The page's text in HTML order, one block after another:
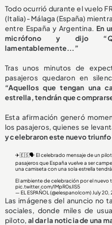
Todo ocurrió durante el vuelo
(Italia)- Málaga (España)
entre España y Argentina. En
micrófono y dijo
lamentablemente...”
Tras unos minutos de
pasajeros quedaron en
“Aquellos que tengan una
estrella, tendrán que
Esta afirmación generó
los pasajeros, quienes se
y celebraron este nuevo
✈️🇪🇸🗣️ El celebrado mensaje de un
pasajeros que España vuelve a ser
una camiseta con una sola estrella
El ambiente de celebración por el nuevo
pic.twitter.com/IMpR0sJlS5
— EL ESPAÑOL (@elespanolcom) July 20,
Las imágenes del anuncio no
sociales, donde miles de
piloto, al dar la noticia de una